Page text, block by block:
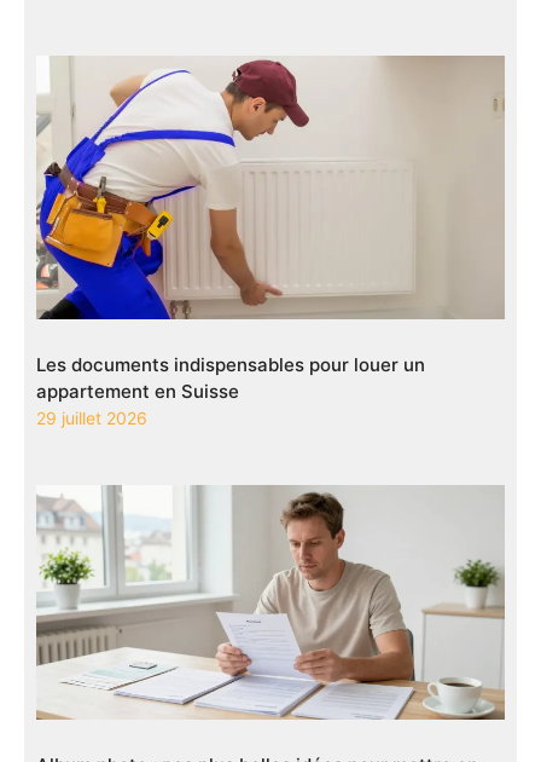
Les documents indispensables pour louer un
appartement en Suisse
29 juillet 2026